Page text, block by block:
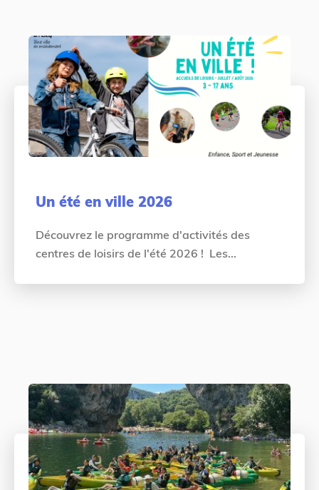
Un été en ville 2026
Découvrez le programme d'activités des
centres de loisirs de l'été 2026 ! Les...